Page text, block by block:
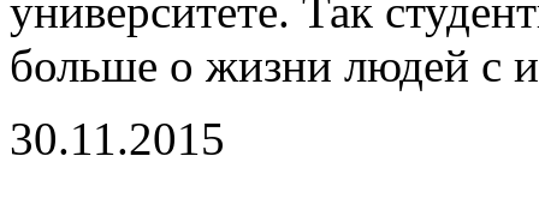
университете. Так
больше о жизни людей с
30.11.2015